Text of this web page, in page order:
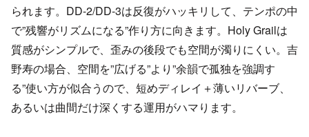
られます。DD-2/DD-3は反復がハッキリして、テンポの中
で”残響がリズムになる”作り方に向きます。Holy Grailは
質感がシンプルで、歪みの後段でも空間が濁りにくい。吉
野寿の場合、空間を”広げる”より”余韻で孤独を強調す
る”使い方が似合うので、短めディレイ＋薄いリバーブ、
あるいは曲間だけ深くする運用がハマります。